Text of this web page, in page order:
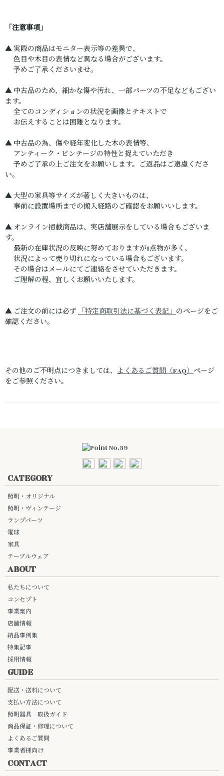
「注意事項」
▲ 実際の商品はモニター表示等の差異で、
色目や木目の表情など異なる場合がございます。
予めご了承くださいませ。
▲ 中古品のため、細かな傷や汚れ、一部パーツの不足などもござい
ます。
全てのコンディションの状況を画像とテキストで
お伝えすることは困難となります。
▲ 中古品の為、傷や経年変化した木の表情等、
アンティーク・ビンテージの特性と捉えていただき
予めご了承の上ご注文をお願いします。ご返品はご遠慮くださ
い。
▲ 大型の家具等サイズが著しく大きいものは、
事前に設置場所までの搬入経路のご確認をお願いいします。
▲ オンライン掲載商品は、実店舗展示をしている場合もございま
す。
最新の在庫状況の反映に努めておりますが1点物が多く、
状況によって売り切れになっている場合もございます。
その場合はメールにてご連絡をさせていただきます。
ご理解の程、宜しくお願いいたします。
▲ ご注文の前には必ず 「特定商取引法に基づく表記」のページをご
確認ください。
その他のご不明点につきましては、 よくあるご質問（FAQ）ページ
をご参照ください。
CATEGORY
照明・オリジナル
照明・ヴィンテージ
ランプパーツ
電球
家具
テーブルウェア
ABOUT
私たちについて
コンセプト
事業案内
店舗情報
納品事例集
特集記事
採用情報
GUIDE
配送・送料について
支払い方法について
照明器具 取扱ガイド
商品保証・修理について
よくあるご質問
事業者様向け
CONTACT